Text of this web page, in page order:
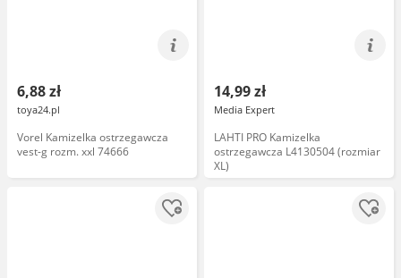
6,88 zł
toya24.pl
Vorel Kamizelka ostrzegawcza
vest-g rozm. xxl 74666
14,99 zł
Media Expert
LAHTI PRO Kamizelka
ostrzegawcza L4130504 (rozmiar
XL)